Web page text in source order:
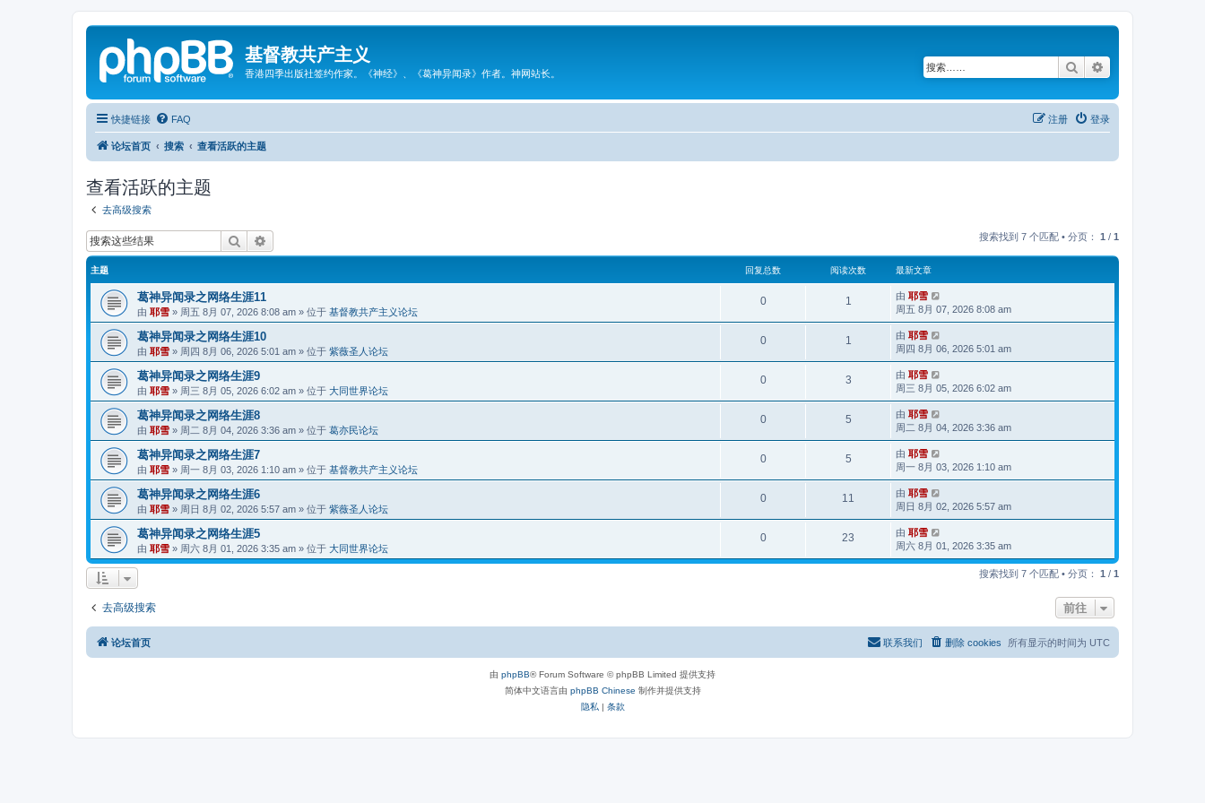
基督教共产主义
香港四季出版社签约作家。《神经》、《葛神异闻录》作者。神网站长。 搜索
快捷链接 FAQ 登录
注册
论坛首页 搜索 查看活跃的主题
查看活跃的主题
去高级搜索
搜索 搜索找到 7 个匹配 • 分页： 1 / 1
主题 回复总数 阅读次数 最新文章
葛神异闻录之网络生涯11
由 耶雪 » 周五 8月 07, 2026 8:08 am » 位于 基督教共产主义论坛
0 1 由 耶雪
周五 8月 07, 2026 8:08 am
葛神异闻录之网络生涯10
由 耶雪 » 周四 8月 06, 2026 5:01 am » 位于 紫薇圣人论坛
0 1 由 耶雪
周四 8月 06, 2026 5:01 am
葛神异闻录之网络生涯9
由 耶雪 » 周三 8月 05, 2026 6:02 am » 位于 大同世界论坛
0 3 由 耶雪
周三 8月 05, 2026 6:02 am
葛神异闻录之网络生涯8
由 耶雪 » 周二 8月 04, 2026 3:36 am » 位于 葛亦民论坛
0 5 由 耶雪
周二 8月 04, 2026 3:36 am
葛神异闻录之网络生涯7
由 耶雪 » 周一 8月 03, 2026 1:10 am » 位于 基督教共产主义论坛
0 5 由 耶雪
周一 8月 03, 2026 1:10 am
葛神异闻录之网络生涯6
由 耶雪 » 周日 8月 02, 2026 5:57 am » 位于 紫薇圣人论坛
0 11 由 耶雪
周日 8月 02, 2026 5:57 am
葛神异闻录之网络生涯5
由 耶雪 » 周六 8月 01, 2026 3:35 am » 位于 大同世界论坛
0 23 由 耶雪
周六 8月 01, 2026 3:35 am
搜索找到 7 个匹配 • 分页： 1 / 1
去高级搜索 前往
论坛首页 所有显示的时间为 UTC
删除 cookies
联系我们
由 phpBB® Forum Software © phpBB Limited 提供支持
简体中文语言由 phpBB Chinese 制作并提供支持
隐私 | 条款